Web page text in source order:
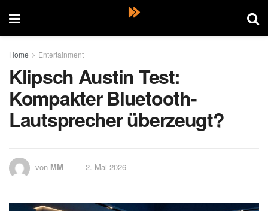
Home Entertainment
Klipsch Austin Test:
Kompakter Bluetooth-
Lautsprecher überzeugt?
von MM 2. Mai 2026